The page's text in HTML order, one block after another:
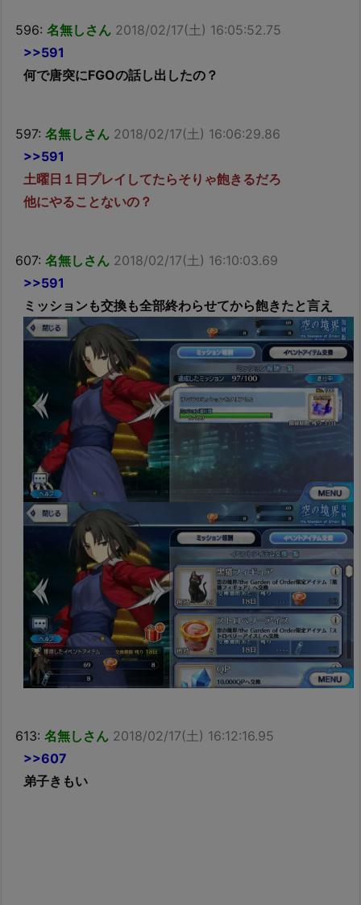
596: 名無しさん 2018/02/17(土) 16:05:52.75
>>591
何で唐突にFGOの話し出したの？
597: 名無しさん 2018/02/17(土) 16:06:29.86
>>591
土曜日１日プレイしてたらそりゃ飽きるだろ
他にやることないの？
607: 名無しさん 2018/02/17(土) 16:10:03.69
>>591
ミッションも交換も全部終わらせてから飽きたと言え
613: 名無しさん 2018/02/17(土) 16:12:16.95
>>607
弟子きもい